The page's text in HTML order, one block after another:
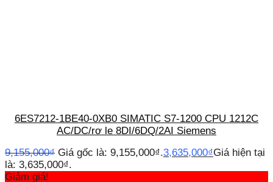
6ES7212-1BE40-0XB0 SIMATIC S7-1200 CPU 1212C
AC/DC/rơ le 8DI/6DQ/2AI Siemens
9,155,000₫ Giá gốc là: 9,155,000₫.3,635,000₫Giá hiện tại
là: 3,635,000₫.
Giảm giá!